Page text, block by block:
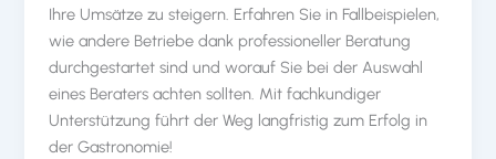
Ihre Umsätze zu steigern. Erfahren Sie in Fallbeispielen,
wie andere Betriebe dank professioneller Beratung
durchgestartet sind und worauf Sie bei der Auswahl
eines Beraters achten sollten. Mit fachkundiger
Unterstützung führt der Weg langfristig zum Erfolg in
der Gastronomie!